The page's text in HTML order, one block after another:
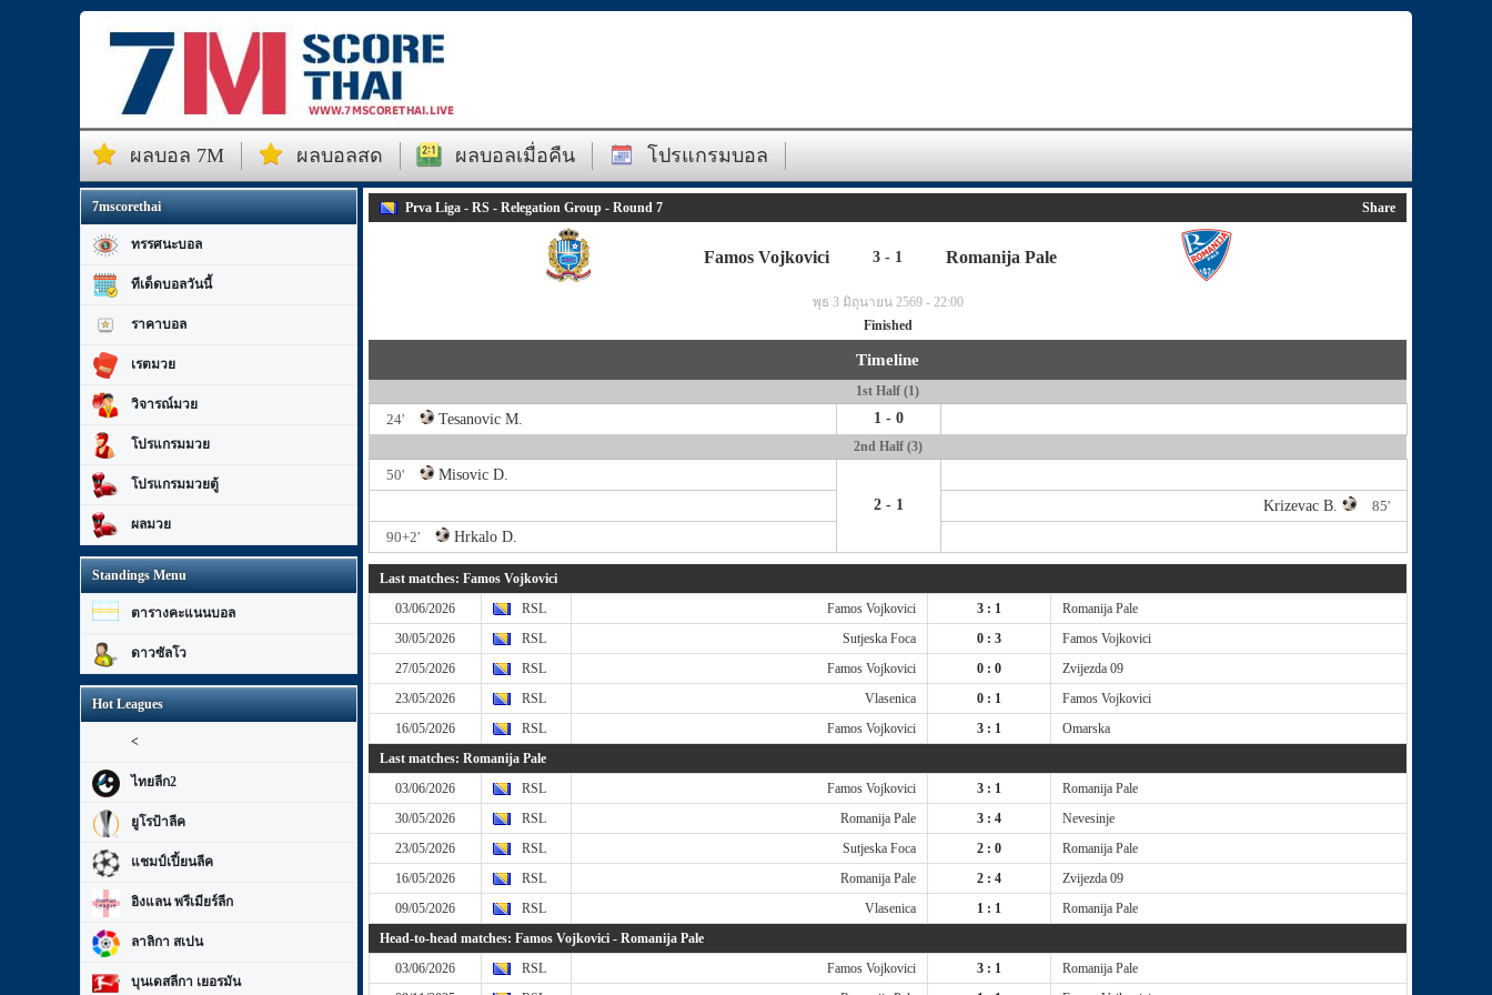
ผลบอล 7M ผลบอลสด ผลบอลเมื่อคืน โปรแกรมบอล
7mscorethai
ทรรศนะบอล
ทีเด็ดบอลวันนี้
ราคาบอล
เรตมวย
วิจารณ์มวย
โปรแกรมมวย
โปรแกรมมวยตู้
ผลมวย
Standings Menu
ตารางคะแนนบอล
ดาวซัลโว
Hot Leagues
<
ไทยลีก2
ยูโรป้าลีค
แชมป์เปี้ยนลีค
อิงแลน พรีเมียร์ลีก
ลาลิกา สเปน
บุนเดสลีกา เยอรมัน
Prva Liga - RS - Relegation Group - Round 7 Share
Famos Vojkovici 3 - 1 Romanija Pale
พุธ 3 มิถุนายน 2569 - 22:00
Finished
Timeline
1st Half (1)
24' Tesanovic M. 1 - 0
2nd Half (3)
50'
Misovic D.
2 - 1
Krizevac B.
85'
90+2'
Hrkalo D.
Last matches: Famos Vojkovici
03/06/2026
RSL Famos Vojkovici 3 : 1
Romanija Pale
30/05/2026
RSL Sutjeska Foca 0 : 3
Famos Vojkovici
27/05/2026
RSL Famos Vojkovici 0 : 0
Zvijezda 09
23/05/2026
RSL Vlasenica 0 : 1
Famos Vojkovici
16/05/2026
RSL Famos Vojkovici 3 : 1
Omarska
Last matches: Romanija Pale
03/06/2026
RSL Famos Vojkovici 3 : 1
Romanija Pale
30/05/2026
RSL Romanija Pale 3 : 4
Nevesinje
23/05/2026
RSL Sutjeska Foca 2 : 0
Romanija Pale
16/05/2026
RSL Romanija Pale 2 : 4
Zvijezda 09
09/05/2026
RSL Vlasenica 1 : 1
Romanija Pale
Head-to-head matches: Famos Vojkovici - Romanija Pale
03/06/2026
RSL Famos Vojkovici 3 : 1
Romanija Pale